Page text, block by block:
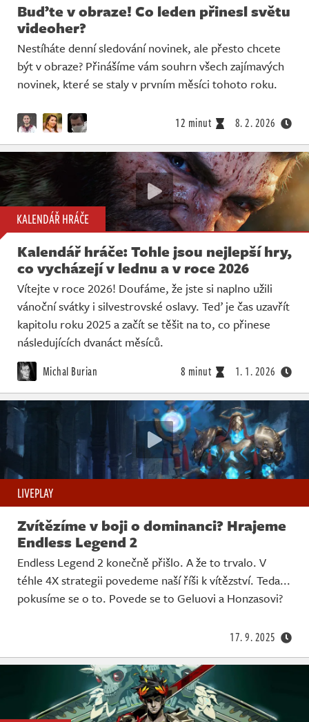
Buďte v obraze! Co leden přinesl světu
videoher?
Nestíháte denní sledování novinek, ale přesto chcete
být v obraze? Přinášíme vám souhrn všech zajímavých
novinek, které se staly v prvním měsíci tohoto roku.
12 minut 8. 2. 2026
KALENDÁŘ HRÁČE
Kalendář hráče: Tohle jsou nejlepší hry,
co vycházejí v lednu a v roce 2026
Vítejte v roce 2026! Doufáme, že jste si naplno užili
vánoční svátky i silvestrovské oslavy. Teď je čas uzavřít
kapitolu roku 2025 a začít se těšit na to, co přinese
následujících dvanáct měsíců.
Michal Burian 8 minut 1. 1. 2026
LIVEPLAY
Zvítězíme v boji o dominanci? Hrajeme
Endless Legend 2
Endless Legend 2 konečně přišlo. A že to trvalo. V
téhle 4X strategii povedeme naší říši k vítězství. Teda...
pokusíme se o to. Povede se to Geluovi a Honzasovi?
17. 9. 2025